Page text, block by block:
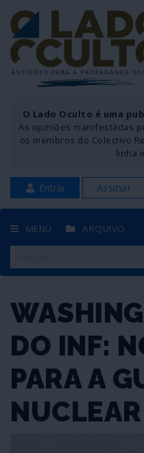
O Lado Oculto é uma
As opiniões manifestadas
os membros do Colectivo
linha
Entrar Assinar
MENU ARQUIVO
DO INF:
PARA A
NUCLEAR